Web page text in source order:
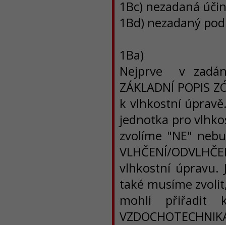
1Bc) nezadaná
1Bd) nezadaný
1Ba)
Nejprve v
ZÁKLADNÍ POPIS
k vlhkostní
jednotka pro
zvolíme "NE"
VLHČENÍ/
vlhkostní úpravu.
také musíme
mohli přiřadit